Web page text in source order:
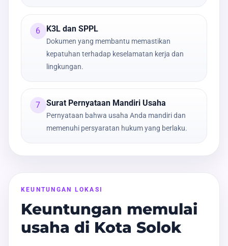
6 K3L dan SPPL
Dokumen yang membantu memastikan
kepatuhan terhadap keselamatan kerja dan
lingkungan.
7 Surat Pernyataan Mandiri Usaha
Pernyataan bahwa usaha Anda mandiri dan
memenuhi persyaratan hukum yang berlaku.
KEUNTUNGAN LOKASI
Keuntungan memulai
usaha di Kota Solok